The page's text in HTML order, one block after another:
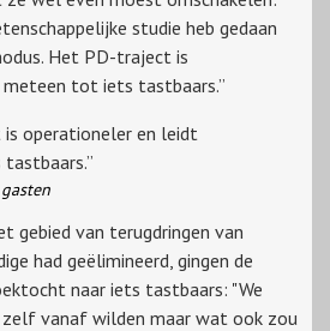
studie heb gedaan
Het PD-traject is
tot iets tastbaars.”
operationeler en leidt
gebied van terugdringen van
had geëlimineerd, gingen de
naar iets tastbaars: "We
vanaf wilden maar wat ook zou